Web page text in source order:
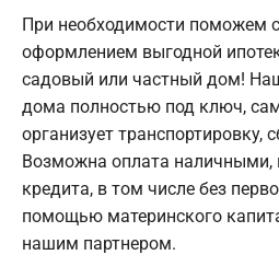
При необходимости поможем
оформлением выгодной
садовый или частный дом!
дома полностью под ключ,
организует транспортировку,
Возможна оплата наличными,
кредита, в том числе без
помощью материнского
нашим партнером.